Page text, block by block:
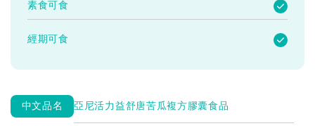
素食可食
經期可食
中文品名 亞尼活力益舒唐苦瓜複方膠囊食品